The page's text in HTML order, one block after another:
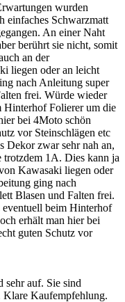
wurden
einfaches Schwarzmatt
An einer Naht
berührt sie nicht, somit
an der
liegen oder an leicht
nach Anleitung super
frei. Würde wieder
Hinterhof Folierer um die
bei 4Moto schön
vor Steinschlägen etc
Dekor zwar sehr nah an,
trotzdem 1A. Dies kann ja
Kawasaki liegen oder
ging nach
Blasen und Falten frei.
beim Hinterhof
erhält man hier bei
guten Schutz vor
sehr auf. Sie sind
Klare Kaufempfehlung.